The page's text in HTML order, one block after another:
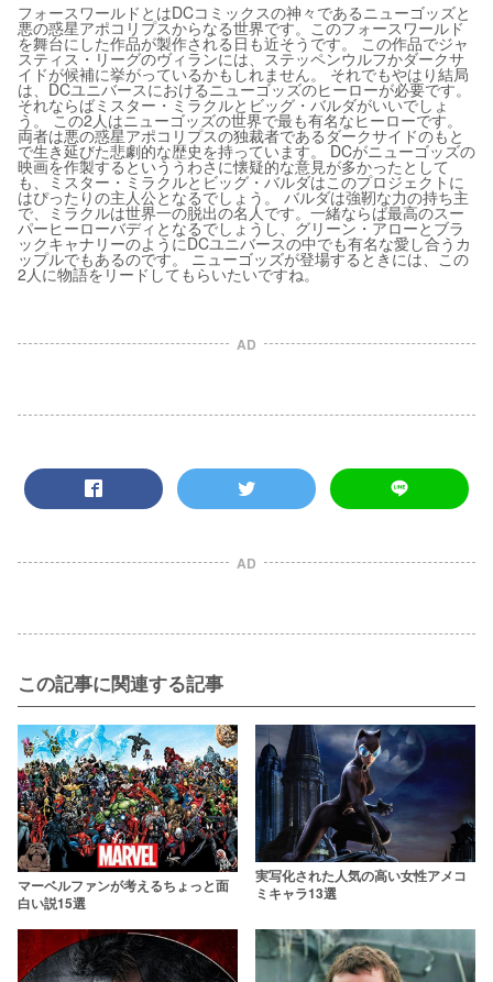
フォースワールドとはDCコミックスの神々であるニューゴッズと
悪の惑星アポコリプスからなる世界です。このフォースワールド
を舞台にした作品が製作される日も近そうです。 この作品でジャ
スティス・リーグのヴィランには、ステッペンウルフかダークサ
イドが候補に挙がっているかもしれません。 それでもやはり結局
は、DCユニバースにおけるニューゴッズのヒーローが必要です。
それならばミスター・ミラクルとビッグ・バルダがいいでしょ
う。 この2人はニューゴッズの世界で最も有名なヒーローです。
両者は悪の惑星アポコリプスの独裁者であるダークサイドのもと
で生き延びた悲劇的な歴史を持っています。 DCがニューゴッズの
映画を作製するといううわさに懐疑的な意見が多かったとして
も、ミスター・ミラクルとビッグ・バルダはこのプロジェクトに
はぴったりの主人公となるでしょう。 バルダは強靭な力の持ち主
で、ミラクルは世界一の脱出の名人です。一緒ならば最高のスー
パーヒーローバディとなるでしょうし、グリーン・アローとブラ
ックキャナリーのようにDCユニバースの中でも有名な愛し合うカ
ップルでもあるのです。 ニューゴッズが登場するときには、この
2人に物語をリードしてもらいたいですね。
AD
AD
この記事に関連する記事
マーベルファンが考えるちょっと面
白い説15選
実写化された人気の高い女性アメコ
ミキャラ13選